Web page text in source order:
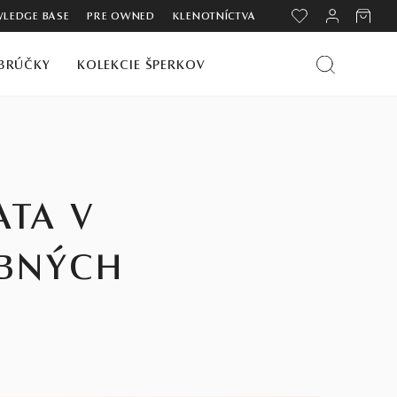
BASE PRE OWNED KLENOTNÍCTVA
KOLEKCIE ŠPERKOV
V